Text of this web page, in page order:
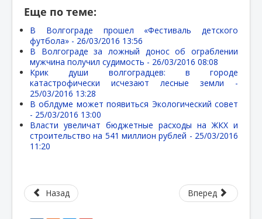
Еще по теме:
В Волгограде прошел «Фестиваль детского
футбола» - 26/03/2016 13:56
В Волгограде за ложный донос об ограблении
мужчина получил судимость - 26/03/2016 08:08
Крик души волгоградцев: в городе
катастрофически исчезают лесные земли -
25/03/2016 13:28
В облдуме может появиться Экологический совет
- 25/03/2016 13:00
Власти увеличат бюджетные расходы на ЖКХ и
строительство на 541 миллион рублей - 25/03/2016
11:20
Назад Вперед